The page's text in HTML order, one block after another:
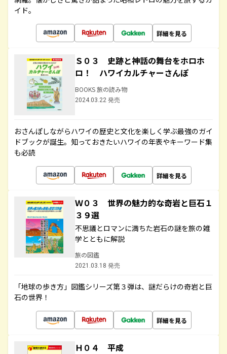
イド。
詳細を見る
Ｓ０３ 史跡と神話の舞台をホロホ
ロ！ ハワイカルチャーさんぽ
BOOKS 旅の読み物
2024.03.22 発売
おさんぽしながらハワイの歴史と文化を楽しく学ぶ最強のガイ
ドブックが誕生。知っておきたいハワイの年表やキーワード集
も必読
詳細を見る
Ｗ０３ 世界の魅力的な奇岩と巨石１
３９選
不思議とロマンに満ちた岩石の謎を旅の雑
学とともに解説
旅の図鑑
2021.03.18 発売
「地球の歩き方」図鑑シリーズ第３弾は、謎だらけの奇岩と巨
石の世界！
詳細を見る
Ｈ０４ 平成